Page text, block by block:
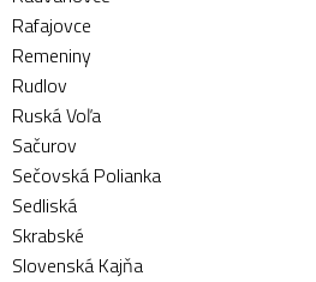
Rafajovce
Remeniny
Rudlov
Ruská Voľa
Sačurov
Sečovská Polianka
Sedliská
Skrabské
Slovenská Kajňa